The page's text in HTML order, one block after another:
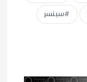
سبنسر